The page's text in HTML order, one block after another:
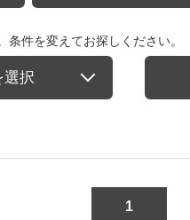
件を変えてお探しください。
選択
1